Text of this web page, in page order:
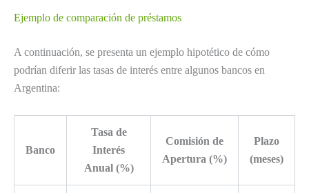
Ejemplo de comparación de préstamos
A continuación, se presenta un ejemplo hipotético de cómo
podrían diferir las tasas de interés entre algunos bancos en
Argentina:
Banco
Tasa de
Interés
Anual (%)
Comisión de
Apertura (%)
Plazo
(meses)